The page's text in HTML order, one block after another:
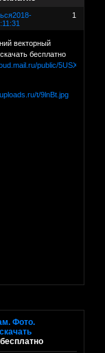
1
2018-
векторный
бесплатно
public/5USX/
Фото.